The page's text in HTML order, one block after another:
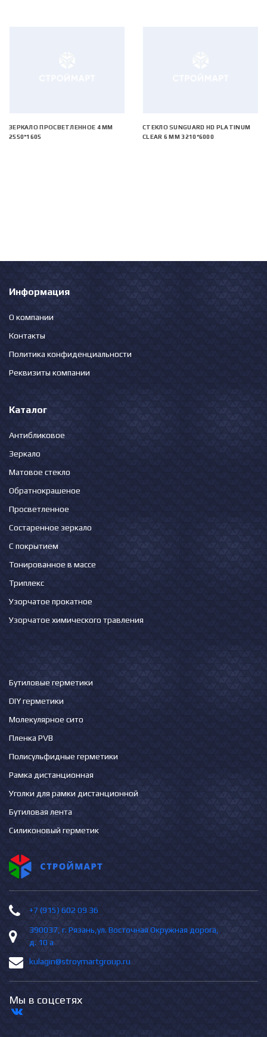
ЗЕРКАЛО ПРОСВЕТЛЕННОЕ 4 ММ
2550*1605
СТЕКЛО SUNGUARD HD PLATINUM
CLEAR 6 ММ 3210*6000
Информация
О компании
Контакты
Политика конфиденциальности
Реквизиты компании
Каталог
Антибликовое
Зеркало
Матовое стекло
Обратнокрашеное
Просветленное
Состаренное зеркало
С покрытием
Тонированное в массе
Триплекс
Узорчатое прокатное
Узорчатое химического травления
Бутиловые герметики
DIY герметики
Молекулярное сито
Пленка PVB
Полисульфидные герметики
Рамка дистанционная
Уголки для рамки дистанционной
Бутиловая лента
Силиконовый герметик
+7 (915) 602 09 36
390037, г. Рязань,ул. Восточная Окружная дорога,
д. 10 а
kulagin@stroymartgroup.ru
Мы в соцсетях